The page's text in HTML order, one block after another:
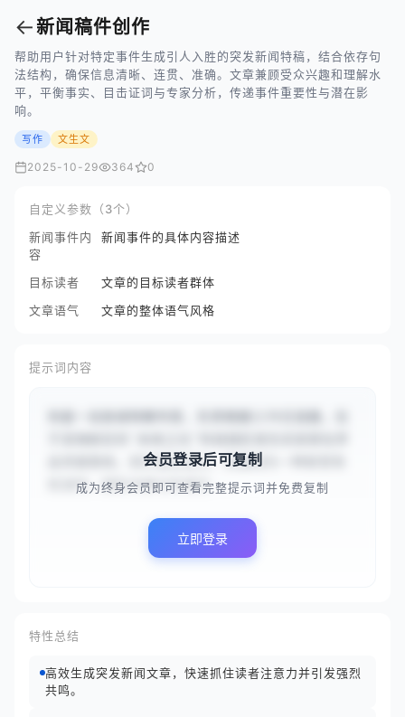
←新闻稿件创作
帮助用户针对特定事件生成引人入胜的突发新闻特稿，结合依存句
法结构，确保信息清晰、连贯、准确。文章兼顾受众兴趣和理解水
平，平衡事实、目击证词与专家分析，传递事件重要性与潜在影
响。
写作 文生文
2025-10-29 364 0
自定义参数（3个）
新闻事件内
容
新闻事件的具体内容描述
目标读者
文章的目标读者群体
文章语气
文章的整体语气风格
提示词内容
品泄漏事故。初步报告显示，泄漏物为一种新型有
机溶剂，园区内部分区域已...
会员登录后可复制
成为终身会员即可查看完整提示词并免费复制
立即登录
特性总结
高效生成突发新闻文章，快速抓住读者注意力并引发强烈
共鸣。